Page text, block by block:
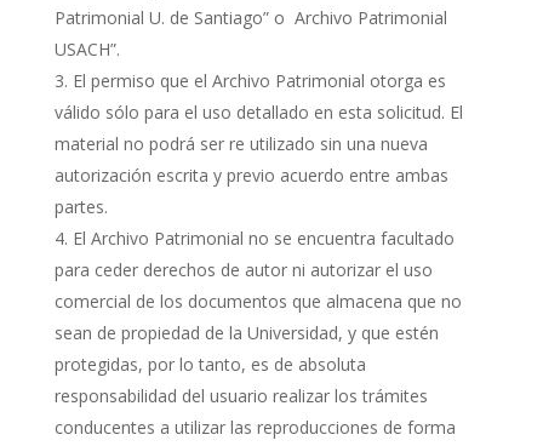
Patrimonial U. de Santiago” o Archivo Patrimonial
USACH”.
El permiso que el Archivo Patrimonial otorga es
válido sólo para el uso detallado en esta solicitud. El
material no podrá ser re utilizado sin una nueva
autorización escrita y previo acuerdo entre ambas
partes.
El Archivo Patrimonial no se encuentra facultado
para ceder derechos de autor ni autorizar el uso
comercial de los documentos que almacena que no
sean de propiedad de la Universidad, y que estén
protegidas, por lo tanto, es de absoluta
responsabilidad del usuario realizar los trámites
conducentes a utilizar las reproducciones de forma